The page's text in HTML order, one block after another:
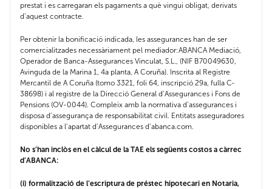
prestat i es carregaran els pagaments a què vingui obligat, derivats
d’aquest contracte.
Per obtenir la bonificació indicada, les assegurances han de ser
comercialitzades necessàriament pel mediador:ABANCA Mediació,
Operador de Banca-Assegurances Vinculat, S.L., (NIF B70049630,
Avinguda de la Marina 1, 4a planta, A Coruña). Inscrita al Registre
Mercantil de A Coruña (tomo 3321, foli 64, inscripció 29a, fulla C-
38698) i al registre de la Direcció General d’Assegurances i Fons de
Pensions (OV-0044). Compleix amb la normativa d’assegurances i
disposa d’assegurança de responsabilitat civil. Entitats asseguradores
disponibles a l’apartat d’Assegurances d’abanca.com.
No s’han inclòs en el càlcul de la TAE els següents costos a càrrec
d’ABANCA:
(i) formalització de l’escriptura de préstec hipotecari en Notaria,